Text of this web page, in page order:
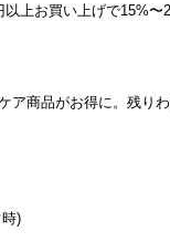
上お買い上げで15%〜
ア商品がお得に。残り
)